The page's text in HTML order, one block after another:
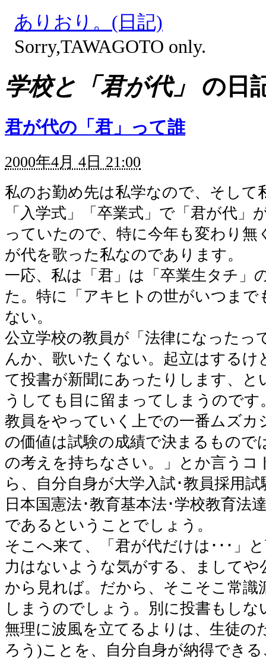
ありおり。(日記)
Sorry,TAWAGOTO only.
学校と「君が代」 の日
君が代の「君」って誰
2000年4月 4日 21:00
私のお勤め先は私学なので、そして
「入学式」「卒業式」で「君が代」
っていたので、特に今年も変わり無
が代を歌った私なのであります。
一応、私は「君」は「卒業生タチ」
た。特に「アキヒトの世がいつまで
ない。
公立学校の教員が「法律になったっ
んか、歌いたくない。起立はするけ
て投書が新聞にあったりします、と
うしても目に留まってしまうのです
教員をやっていく上での一番ムズカ
の価値は試験の成績で決まるもので
の考えを持ちなさい。」とか言うコ
ら、自分自身が大学入試･教員採用
日本国憲法･教育基本法･学校教育法
であるということでしょう。
そこへ来て、「君が代だけは･･･」
力はないような気がする、ましてや
から見れば。だから、そこそこ常識
しまうのでしょう。別に投書もしな
無理に波風を立てるよりは、生徒の
ろう)ことを、自分自身が納得でき